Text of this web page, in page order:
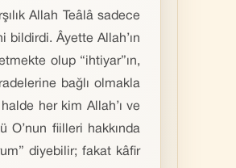
Allah Teâlâ sadece
bildirdi. Âyette Allah’ın
olup “ihtiyar”ın,
bağlı olmakla
her kim Allah’ı ve
O’nun fiilleri hakkında
diyebilir; fakat kâfir